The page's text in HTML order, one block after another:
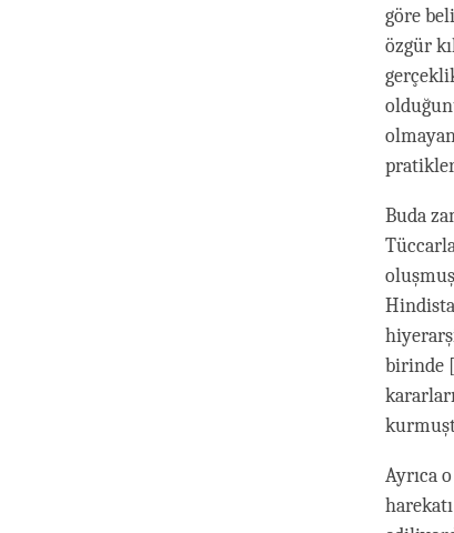
göre
özgür
Buda
birinde
Ayrıca